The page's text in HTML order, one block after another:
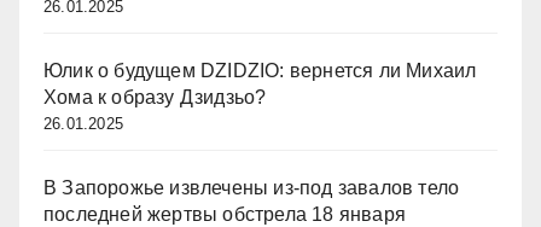
26.01.2025
Юлик о будущем DZIDZIO: вернется ли Михаил
Хома к образу Дзидзьо?
26.01.2025
В Запорожье извлечены из-под завалов тело
последней жертвы обстрела 18 января